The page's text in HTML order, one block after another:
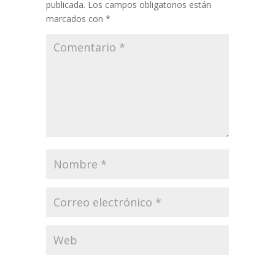
publicada. Los campos obligatorios están
marcados con *